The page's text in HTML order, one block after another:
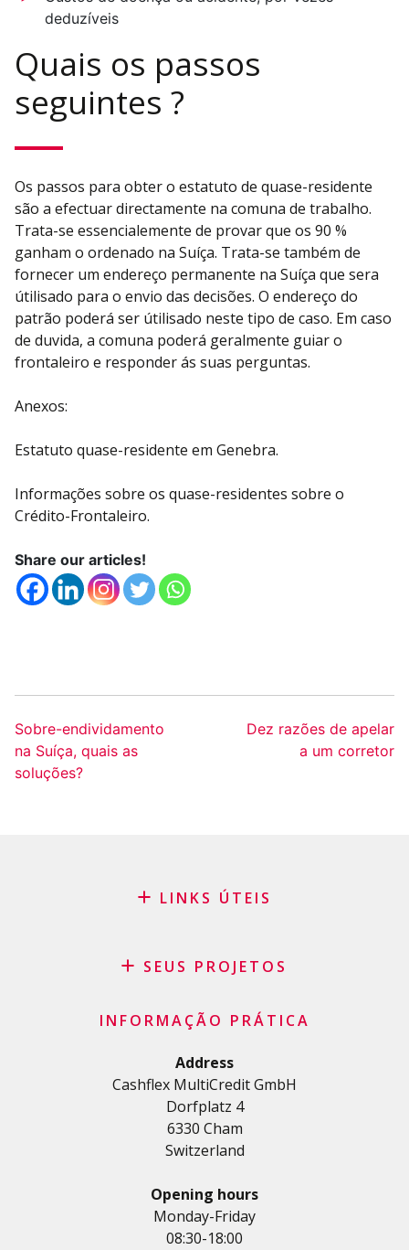
deduzíveis
Quais os passos
seguintes ?
Os passos para obter o estatuto de quase-residente
são a efectuar directamente na comuna de trabalho.
Trata-se essencialemente de provar que os 90 %
ganham o ordenado na Suíça. Trata-se também de
fornecer um endereço permanente na Suíça que sera
útilisado para o envio das decisões. O endereço do
patrão poderá ser útilisado neste tipo de caso. Em caso
de duvida, a comuna poderá geralmente guiar o
frontaleiro e responder ás suas perguntas.
Anexos:
Estatuto quase-residente em Genebra.
Informações sobre os quase-residentes sobre o
Crédito-Frontaleiro.
Share our articles!
Sobre-endividamento
na Suíça, quais as
soluções?
Dez razões de apelar
a um corretor
LINKS ÚTEIS
Pedido de patrocínio
Termos e condições gerais
SEUS PROJETOS
Crédito
Crédito pessoal
Crédito habitação
Crédito automóvel
Crédito para estudos e formações
Empréstimo médico
Crédito para empresas
Cartão de crédito
INFORMAÇÃO PRÁTICA
Address
Cashflex MultiCredit GmbH
Dorfplatz 4
6330 Cham
Switzerland
Opening hours
Monday-Friday
08:30-18:00